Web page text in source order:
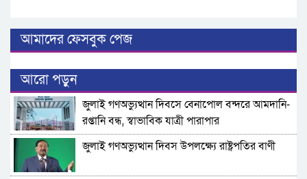
আমাদের ফেসবুক পেজ
আরো পড়ুন
জুলাই গণঅভ্যুত্থান দিবসে বেনাপোল বন্দরে আমদানি-
রপ্তানি বন্ধ, স্বাভাবিক যাত্রী পারাপার
জুলাই গণঅভ্যুত্থান দিবস উপলক্ষ্যে রাষ্ট্রপতির বাণী